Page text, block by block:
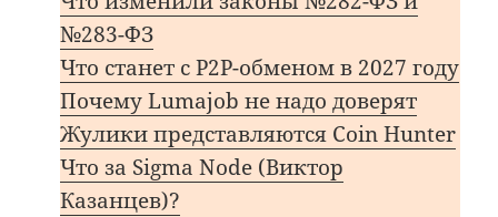
№283-ФЗ
Что станет с P2P-обменом в 2027 году
Почему Lumajob не надо доверят
Жулики представляются Coin Hunter
Что за Sigma Node (Виктор
Казанцев)?